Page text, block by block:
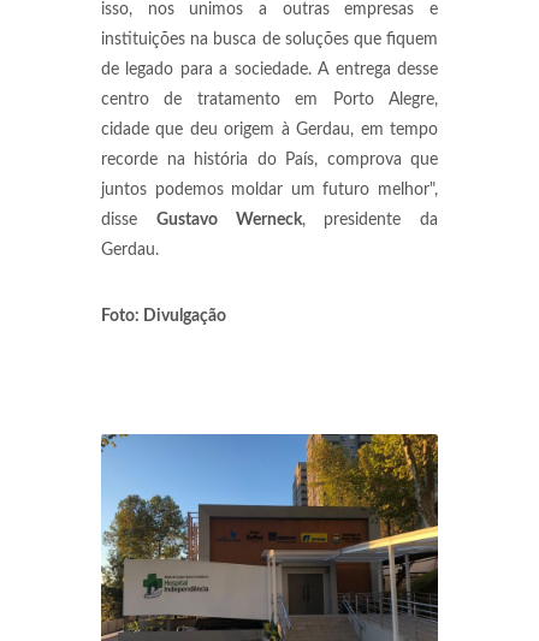
isso, nos unimos a outras empresas e
instituições na busca de soluções que fiquem
de legado para a sociedade. A entrega desse
centro de tratamento em Porto Alegre,
cidade que deu origem à Gerdau, em tempo
recorde na história do País, comprova que
juntos podemos moldar um futuro melhor",
disse Gustavo Werneck, presidente da
Gerdau.
Foto: Divulgação